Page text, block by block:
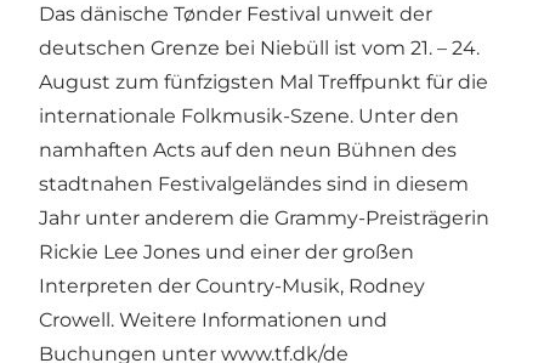
Das dänische Tønder Festival unweit der
deutschen Grenze bei Niebüll ist vom 21. – 24.
August zum fünfzigsten Mal Treffpunkt für die
internationale Folkmusik-Szene. Unter den
namhaften Acts auf den neun Bühnen des
stadtnahen Festivalgeländes sind in diesem
Jahr unter anderem die Grammy-Preisträgerin
Rickie Lee Jones und einer der großen
Interpreten der Country-Musik, Rodney
Crowell. Weitere Informationen und
Buchungen unter www.tf.dk/de